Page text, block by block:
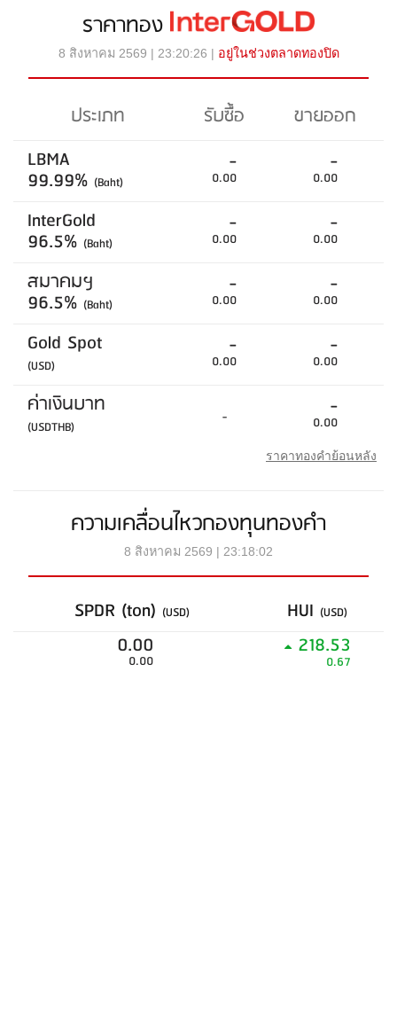
ราคาทอง
8 สิงหาคม 2569 | 23:20:26 | อยู่ในช่วงตลาดทองปิด
ประเภท รับซื้อ
ขายออก
LBMA
99.99% (Baht)
-
0.00
-
0.00
InterGold
96.5% (Baht)
-
0.00
-
0.00
สมาคมฯ
96.5% (Baht)
-
0.00
-
0.00
Gold Spot
(USD)
-
0.00
-
0.00
ค่าเงินบาท
(USDTHB) - -
0.00
ราคาทองคำย้อนหลัง
ความเคลื่อนไหวกองทุนทองคำ
8 สิงหาคม 2569 | 23:18:02
SPDR (ton) (USD) HUI (USD)
0.00
0.00
218.53
0.67